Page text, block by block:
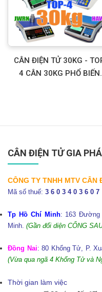
CÂN ĐIỆN TỬ 30KG -
4 CÂN 30KG PHỔ BIẾN
CÂN ĐIỆN TỬ GIA
CÔNG TY TNHH MTV CÂN
Mã số thuế: 3 6 0 3 4 0 3 6 0 7
Tp Hồ Chí Minh: 163 Đường
Minh. (Gần đối diện CỔNG
Đồng Nai: 80 Khổng Tử, P.
(Vừa qua ngã 4 Khổng Tử và
Thời gian làm việc